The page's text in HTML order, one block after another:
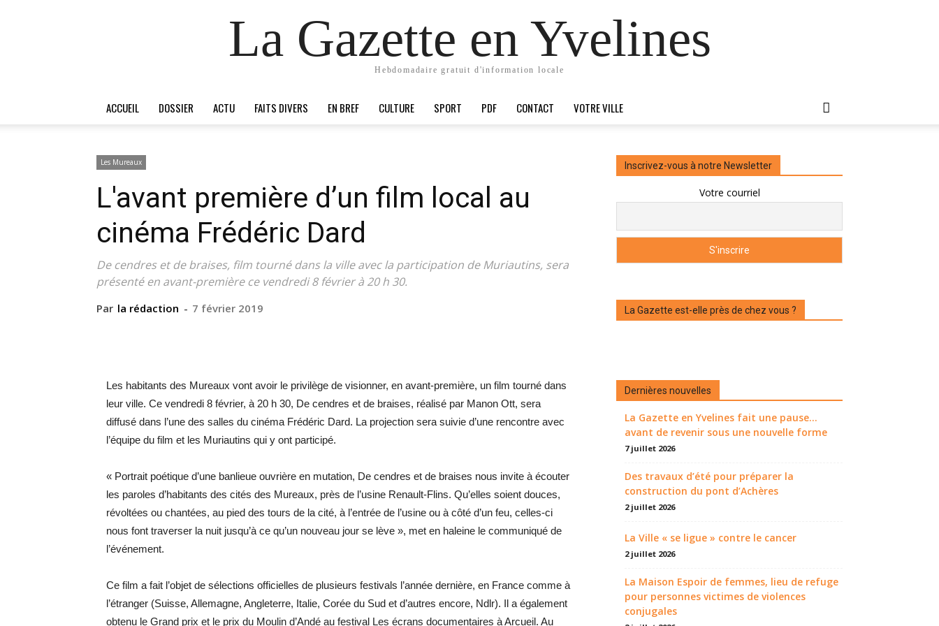
La Gazette en Yvelines
Hebdomadaire gratuit d'information locale
ACCUEIL DOSSIER ACTU FAITS DIVERS EN BREF CULTURE SPORT PDF CONTACT VOTRE VILLE
Les Mureaux
L'avant première d’un film local au
cinéma Frédéric Dard
De cendres et de braises, film tourné dans la ville avec la participation de Muriautins, sera
présenté en avant-première ce vendredi 8 février à 20 h 30.
Par la rédaction - 7 février 2019
Les habitants des Mureaux vont avoir le privilège de visionner, en avant-première, un film tourné dans
leur ville. Ce vendredi 8 février, à 20 h 30, De cendres et de braises, réalisé par Manon Ott, sera
diffusé dans l’une des salles du cinéma Frédéric Dard. La projection sera suivie d’une rencontre avec
l’équipe du film et les Muriautins qui y ont participé.
« Portrait poétique d’une banlieue ouvrière en mutation, De cendres et de braises nous invite à écouter
les paroles d’habitants des cités des Mureaux, près de l’usine Renault-Flins. Qu’elles soient douces,
révoltées ou chantées, au pied des tours de la cité, à l’entrée de l’usine ou à côté d’un feu, celles-ci
nous font traverser la nuit jusqu’à ce qu’un nouveau jour se lève », met en haleine le communiqué de
l’événement.
Ce film a fait l’objet de sélections officielles de plusieurs festivals l’année dernière, en France comme à
l’étranger (Suisse, Allemagne, Angleterre, Italie, Corée du Sud et d’autres encore, Ndlr). Il a également
obtenu le Grand prix et le prix du Moulin d’Andé au festival Les écrans documentaires à Arcueil. Au
Inscrivez-vous à notre Newsletter
Votre courriel
La Gazette est-elle près de chez vous ?
Dernières nouvelles
La Gazette en Yvelines fait une pause...
avant de revenir sous une nouvelle forme
7 juillet 2026
Des travaux d’été pour préparer la
construction du pont d’Achères
2 juillet 2026
La Ville « se ligue » contre le cancer
2 juillet 2026
La Maison Espoir de femmes, lieu de refuge
pour personnes victimes de violences
conjugales